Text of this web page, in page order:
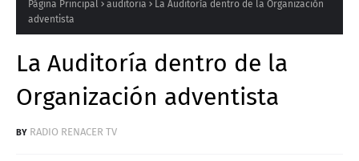
Página Principal auditoria
La Auditoría dentro de la Organización
adventista
La Auditoría dentro de la
Organización adventista
RADIO RENACER TV